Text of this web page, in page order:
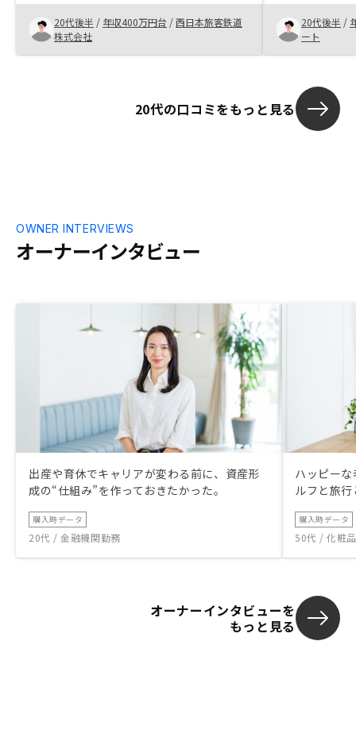
った。特に他社とは比較はしていないが、
投資に詳しい友人が購入していたというの
も理由にあります。
20代後半 / 年収400万円台 /西日本旅客鉄道
株式会社
で他の不動産
嫌な思いをし
かったが、 お
象が凄く良く
20代後半 /
ート
20代の口コミをもっと見る
オーナーインタビュー
OWNER INTERVIEWS
出産や育休でキャリアが変わる前に、資産形
成の“仕組み”を作っておきたかった。
購入時データ
20代 / 金融機関勤務
ハッピー
ルフと旅
購入時データ
50代 / 化粧
オーナーインタビューを
もっと見る